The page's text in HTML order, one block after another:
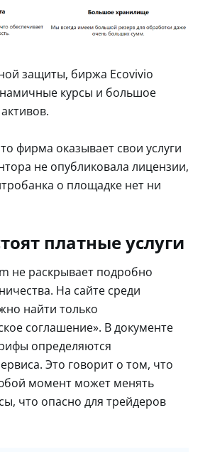
защиты, биржа Ecovivio
курсы и большое
фирма оказывает свои услуги
не опубликовала лицензии,
о площадке нет ни
платные услуги
не раскрывает подробно
На сайте среди
найти только
соглашение». В документе
определяются
Это говорит о том, что
момент может менять
что опасно для трейдеров